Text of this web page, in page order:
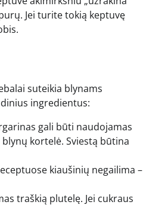
Jei turite tokią keptuvę
suteikia blynams
ingredientus:
gali būti naudojamas
kortelė. Sviestą būtina
kiaušinių negailima –
traškią plutelę. Jei cukraus